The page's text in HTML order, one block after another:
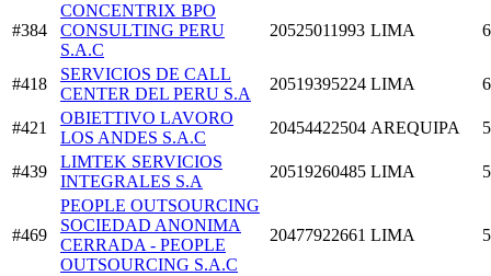
#384
CONCENTRIX BPO
CONSULTING PERU
S.A.C
20525011993 LIMA
#418
SERVICIOS DE CALL
CENTER DEL PERU S.A
20519395224 LIMA
#421
OBIETTIVO LAVORO
LOS ANDES S.A.C
20454422504 AREQUIPA
#439
LIMTEK SERVICIOS
INTEGRALES S.A
20519260485 LIMA
#469
PEOPLE OUTSOURCING
SOCIEDAD ANONIMA
CERRADA - PEOPLE
OUTSOURCING S.A.C
20477922661 LIMA